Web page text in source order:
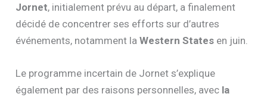
Jornet, initialement prévu au départ, a finalement
décidé de concentrer ses efforts sur d’autres
événements, notamment laWestern States en juin.
Le programme incertain de Jornet s’explique
également par des raisons personnelles, avec la